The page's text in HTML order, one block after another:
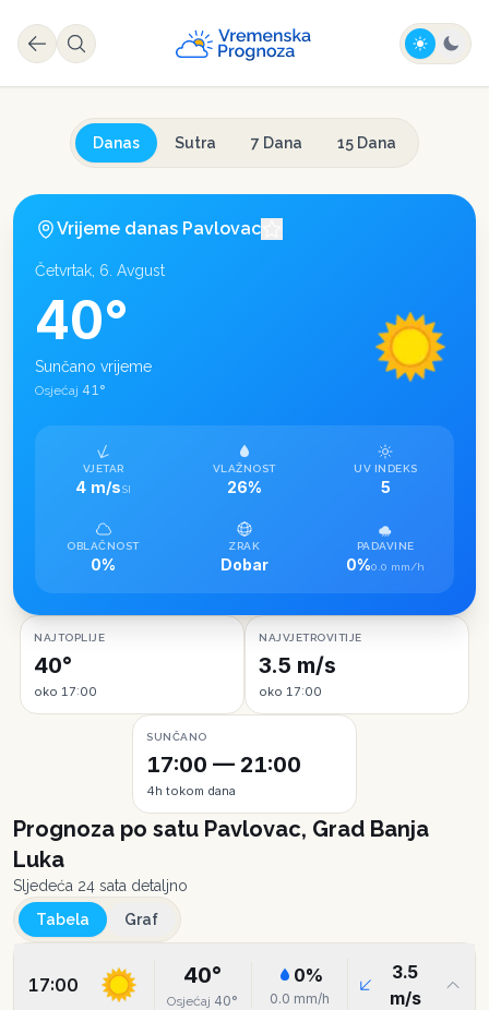
Danas Sutra 7 Dana 15 Dana
Vrijeme danas Pavlovac
Četvrtak, 6. Avgust
40°
Sunčano vrijeme
Osjećaj 41°
VJETAR
4 m/sSI
VLAŽNOST
26%
UV INDEKS
5
OBLAČNOST
0%
ZRAK
Dobar
PADAVINE
0%0.0 mm/h
NAJTOPLIJE
40°
oko 17:00
NAJVJETROVITIJE
3.5 m/s
oko 17:00
SUNČANO
17:00 — 21:00
4h tokom dana
Prognoza po satu Pavlovac, Grad Banja
Luka
Sljedeća 24 sata detaljno
Tabela
Graf
17:00 40°
Osjećaj 40°
0%
0.0 mm/h
3.5
m/s